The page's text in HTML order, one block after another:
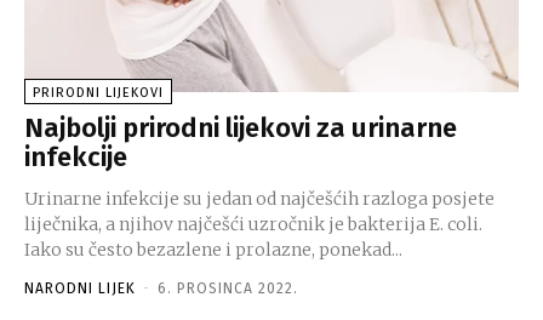
PRIRODNI LIJEKOVI
Najbolji prirodni lijekovi za urinarne
infekcije
Urinarne infekcije su jedan od najčešćih razloga posjete
liječnika, a njihov najčešći uzročnik je bakterija E. coli.
Iako su često bezazlene i prolazne, ponekad...
NARODNI LIJEK - 6. PROSINCA 2022.